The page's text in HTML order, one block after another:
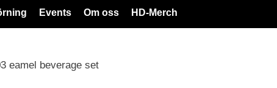
Events Om oss HD-Merch
eamel beverage set